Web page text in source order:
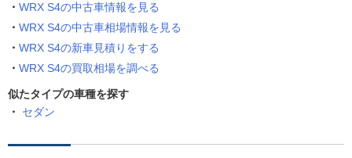
WRX S4の中古車情報を見る
WRX S4の中古車相場情報を見る
WRX S4の新車見積りをする
WRX S4の買取相場を調べる
似たタイプの車種を探す
セダン